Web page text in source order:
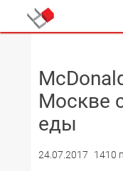
Москве
еды
24.07.2017 1410